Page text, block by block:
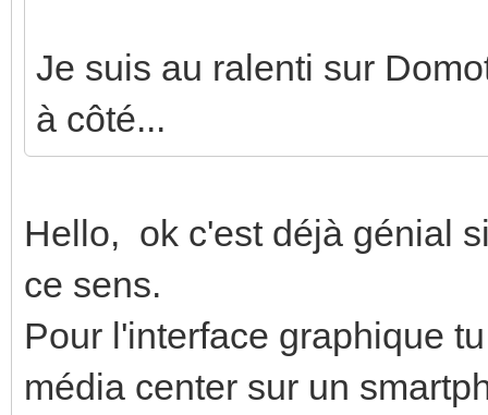
Je suis au ralenti sur
à côté...
Hello, ok c'est déjà génial
ce sens.
Pour l'interface graphique
média center sur un